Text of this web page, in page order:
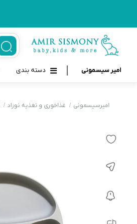
امیر سیسمونی دسته بندی
لوازم حمام نوزاد
لوازم اتاق نوزاد و کودک
امیرسیسمونی غذاخوری و تغذیه نوزاد